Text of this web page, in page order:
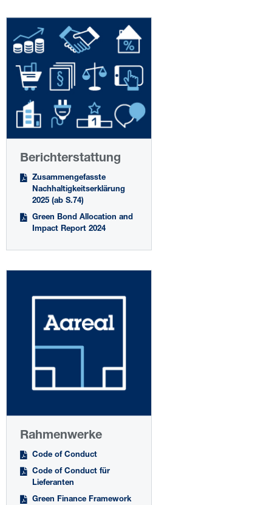
Berichterstattung
Zusammengefasste
Nachhaltigkeitserklärung
2025 (ab S.74)
Green Bond Allocation and
Impact Report 2024
Rahmenwerke
Code of Conduct
Code of Conduct für
Lieferanten
Green Finance Framework